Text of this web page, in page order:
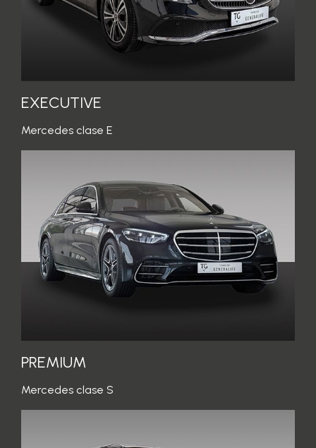
EXECUTIVE
Mercedes clase E
PREMIUM
Mercedes clase S